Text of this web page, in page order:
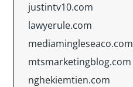
justintv10.com
lawyerule.com
mediamingleseaco.com
mtsmarketingblog.com
nghekiemtien.com